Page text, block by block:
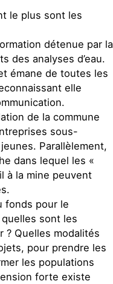
le plus sont les
détenue par la
des analyses d’eau.
émane de toutes les
elle
de la commune
sous-
Parallèlement,
dans lequel les «
à la mine peuvent
fonds pour le
sont les
? Quelles modalités
pour prendre les
les populations
forte existe